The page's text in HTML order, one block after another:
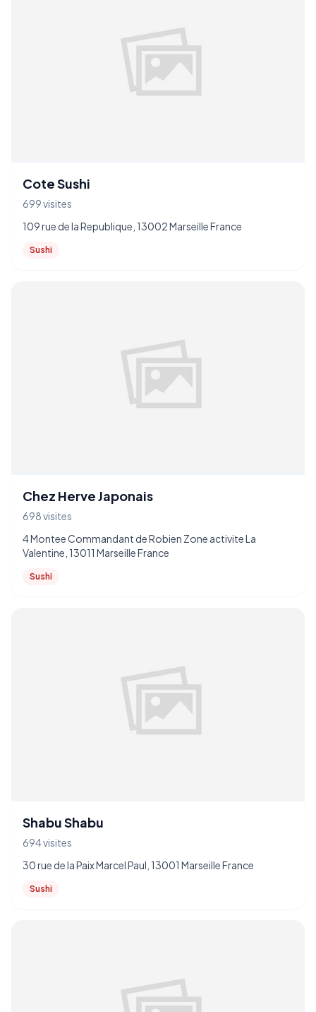
Cote Sushi
699 visites
109 rue de la Republique, 13002 Marseille France
Sushi
Chez Herve Japonais
698 visites
4 Montee Commandant de Robien Zone activite La
Valentine, 13011 Marseille France
Sushi
Shabu Shabu
694 visites
30 rue de la Paix Marcel Paul, 13001 Marseille France
Sushi